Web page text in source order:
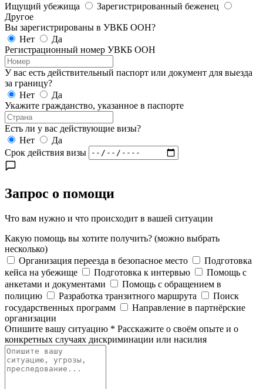
Ищущий убежища
Зарегистрированный беженец
Другое
Вы зарегистрированы в УВКБ ООН?
Нет
Да
Регистрационный номер УВКБ ООН
У вас есть действительный паспорт или документ для выезда
за границу?
Нет
Да
Укажите гражданство, указанное в паспорте
Есть ли у вас действующие визы?
Нет
Да
Срок действия визы
Запрос о помощи
Что вам нужно и что происходит в вашей ситуации
Какую помощь вы хотите получить? (можно выбрать
несколько)
Организация переезда в безопасное место
Подготовка
кейса на убежище
Подготовка к интервью
Помощь с
анкетами и документами
Помощь с обращением в
полицию
Разработка транзитного маршрута
Поиск
государственных программ
Направление в партнёрские
организации
Опишите вашу ситуацию * Расскажите о своём опыте и о
конкретных случаях дискриминации или насилия